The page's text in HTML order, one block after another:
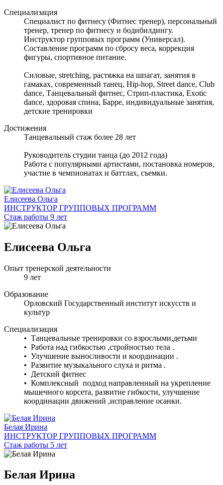
Специализация
Специалист по фитнесу (Фитнес тренер), персональный
тренер, тренер по фитнесу и бодибилдингу.
Инструктор групповых программ (Универсал).
Составление программ по сбросу веса, коррекция
фигуры, спортивное питание.
Силовые, stretching, растяжка на шпагат, занятия в
гамаках, современный танец, Hip-hop, Street dance, Club
dance, Танцевальный фитнес, Стрип-пластика, Exotic
dance, здоровая спина, Барре, индивидуальные занятия,
детские тренировки
Достижения
Танцевальный стаж более 28 лет
Руководитель студии танца (до 2012 года)
Работа с популярными артистами, постановка номеров,
участие в чемпионатах и баттлах, съемки.
Елисеева Ольга
ИНСТРУКТОР ГРУППОВЫХ ПРОГРАММ
Стаж работы 9 лет
Елисеева Ольга
Опыт тренерской деятельности
9 лет
Образование
Орловский Государственный институт искусств и
культур
Специализация
• Танцевальные тренировки со взрослыми,детьми
• Работа над гибкостью ,стройностью тела .
• Улучшение выносливости и координации .
• Развитие музыкального слуха и ритма .
• Детский фитнес
• Комплексный подход направленный на укрепление
мышечного корсета, развитие гибкости, улучшение
координации движений ,исправление осанки.
Белая Ирина
ИНСТРУКТОР ГРУППОВЫХ ПРОГРАММ
Стаж работы 5 лет
Белая Ирина